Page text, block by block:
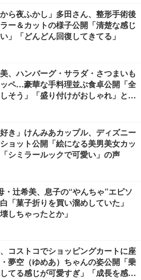
から夜ふかし」多田さん、整形手術後
ー＆カットの様子公開「清楚な感じ
」「どんどん回復してきてる」
、ハンバーグ・サラダ・さつまいも
ペ…豪華な手料理並ぶ食卓公開「全
そう」「盛り付けがおしゃれ」と絶
好き」けんみあカップル、ディズニー
ョット公開「絵になる美男美女カッ
シミラールックで可愛い」の声
・辻希美、息子の“やんちゃ”エピソ
「菓子折りを買い溜めしていた」
しちゃったとか」
コストコでショッピングカートに座
夢空（ゆめあ）ちゃんの姿公開「乗
てる感じが可愛すぎ」「成長を感じ